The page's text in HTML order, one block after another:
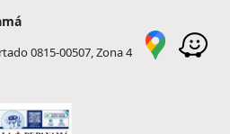
0815-00507, Zona 4